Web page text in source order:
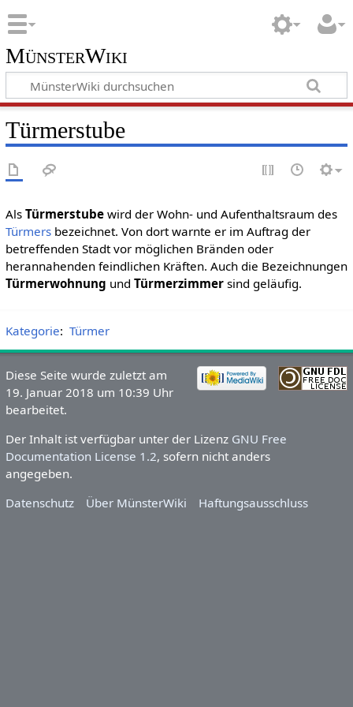
MünsterWiki
Türmerstube
Als Türmerstubewird der Wohn- und Aufenthaltsraum des
Türmersbezeichnet. Von dort warnte er im Auftrag der
betreffenden Stadt vor möglichen Bränden oder
herannahenden feindlichen Kräften. Auch die Bezeichnungen
Türmerwohnung und Türmerzimmersind geläufig.
Kategorie: Türmer
Diese Seite wurde zuletzt am
19. Januar 2018 um 10:39 Uhr
bearbeitet.
Der Inhalt ist verfügbar unter der Lizenz GNU Free
Documentation License 1.2, sofern nicht anders
angegeben.
Datenschutz
Über MünsterWiki Haftungsausschluss